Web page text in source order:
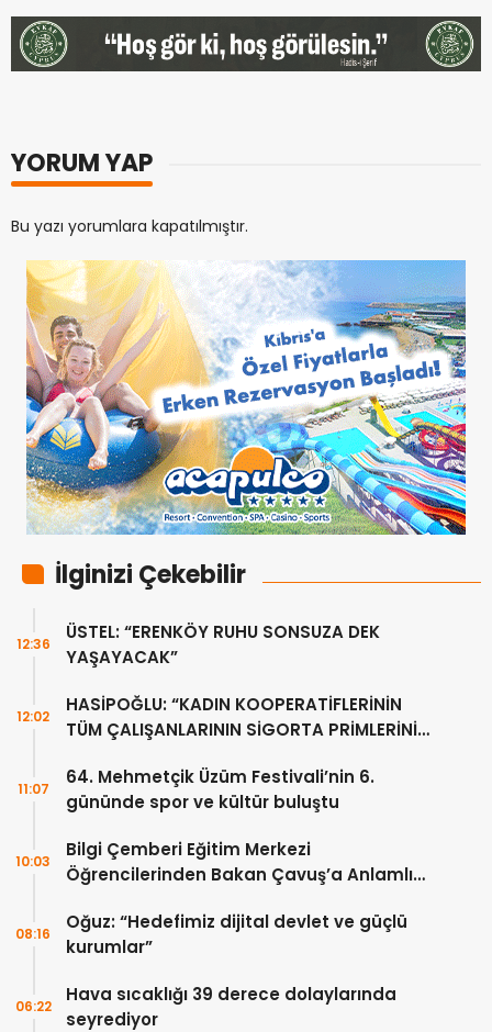
YORUM YAP
Bu yazı yorumlara kapatılmıştır.
İlginizi Çekebilir
ÜSTEL: “ERENKÖY RUHU SONSUZA DEK
YAŞAYACAK”
12:36
HASİPOĞLU: “KADIN KOOPERATİFLERİNİN
TÜM ÇALIŞANLARININ SİGORTA PRİMLERİNİ
12:02
64. Mehmetçik Üzüm Festivali’nin 6.
gününde spor ve kültür buluştu
11:07
Bilgi Çemberi Eğitim Merkezi
Öğrencilerinden Bakan Çavuş’a Anlamlı
10:03
Oğuz: “Hedefimiz dijital devlet ve güçlü
kurumlar”
08:16
Hava sıcaklığı 39 derece dolaylarında
seyrediyor
06:22